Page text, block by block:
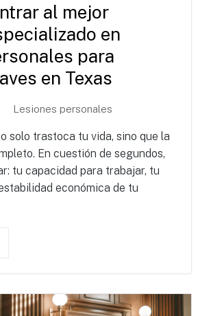
al mejor
en
para
en Texas
Lesiones personales
solo trastoca tu vida, sino que la
En cuestión de segundos,
tu capacidad para trabajar, tu
económica de tu